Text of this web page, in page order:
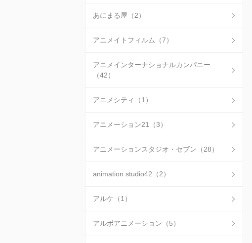
あにまる屋（2）
アニメイトフィルム（7）
アニメインターナショナルカンパニー
（42）
アニメシティ（1）
アニメーション21（3）
アニメーションスタジオ・セブン（28）
animation studio42（2）
アルケ（1）
アルボアニメーション（5）